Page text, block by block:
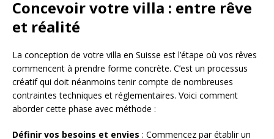
Concevoir votre villa : entre rêve
et réalité
La conception de votre villa en Suisse est l’étape où vos rêves
commencent à prendre forme concrète. C’est un processus
créatif qui doit néanmoins tenir compte de nombreuses
contraintes techniques et réglementaires. Voici comment
aborder cette phase avec méthode :
Définir vos besoins et envies : Commencez par établir un